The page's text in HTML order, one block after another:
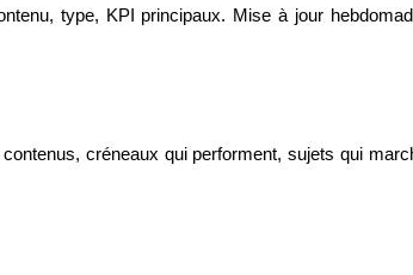
type, KPI principaux. Mise à jour
créneaux qui performent, sujets qui